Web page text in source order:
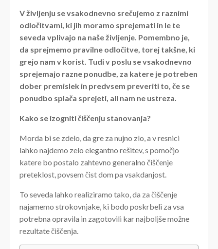
V življenju se vsakodnevno srečujemo z raznimi
odločitvami, ki jih moramo sprejemati in le te
seveda vplivajo na naše življenje. Pomembno je,
da sprejmemo pravilne odločitve, torej takšne, ki
grejo nam v korist. Tudi v poslu se vsakodnevno
sprejemajo razne ponudbe, za katere je potreben
dober premislek in predvsem preveriti to, če se
ponudbo splača sprejeti, ali nam ne ustreza.
Kako se izogniti čiščenju stanovanja?
Morda bi se zdelo, da gre za nujno zlo, a v resnici
lahko najdemo zelo elegantno rešitev, s pomočjo
katere bo postalo zahtevno generalno čiščenje
preteklost, povsem čist dom pa vsakdanjost.
To seveda lahko realiziramo tako, da za čiščenje
najamemo strokovnjake, ki bodo poskrbeli za vsa
potrebna opravila in zagotovili kar najboljše možne
rezultate čiščenja.